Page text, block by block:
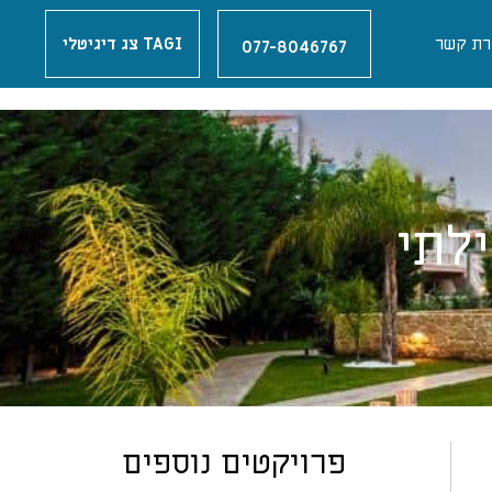
קשר 077-8046767 TAGI צג דיגיטלי
פרויקטים נוספים